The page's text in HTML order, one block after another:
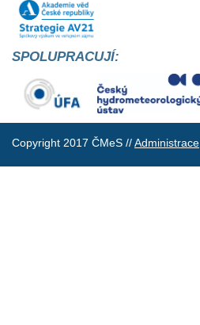
SPOLUPRACUJÍ:
Copyright 2017 ČMeS //Administrace